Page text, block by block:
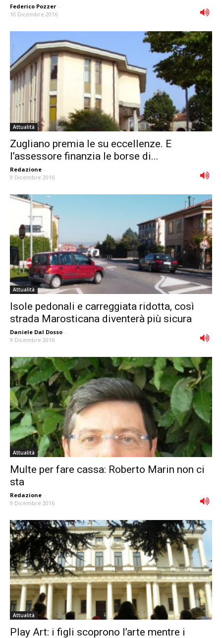
Federico Pozzer -
10 Dicembre 2016
Attualità
Zugliano premia le su eccellenze. E
l’assessore finanzia le borse di...
Redazione -
9 Dicembre 2016
Attualità
Isole pedonali e carreggiata ridotta, così
strada Marosticana diventerà più sicura
Daniele Dal Dosso -
9 Dicembre 2016
Attualità
Multe per fare cassa: Roberto Marin non ci
sta
Redazione -
9 Dicembre 2016
Attualità
Play Art: i figli scoprono l’arte mentre i